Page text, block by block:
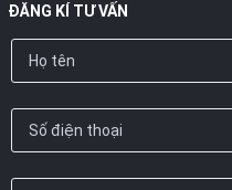
ĐĂNG KÍ TƯ VẤN